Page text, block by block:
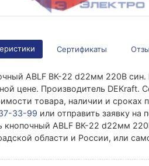
Сертификаты
ABLF ВК-22 d22мм 220В
цене. Производитель DEKraft.
товара, наличии и сроках
33-99 или отправить заявку на
кнопочный ABLF ВК-22 d22мм
области и России, или